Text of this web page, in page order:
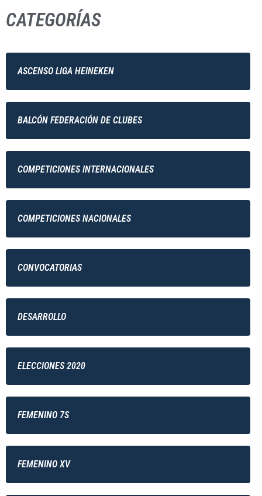
CATEGORÍAS
ASCENSO LIGA HEINEKEN
BALCÓN FEDERACIÓN DE CLUBES
COMPETICIONES INTERNACIONALES
COMPETICIONES NACIONALES
CONVOCATORIAS
DESARROLLO
ELECCIONES 2020
FEMENINO 7S
FEMENINO XV